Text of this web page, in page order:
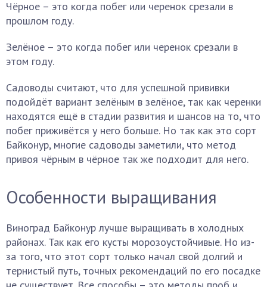
Чёрное – это когда побег или черенок срезали в
прошлом году.
Зелёное – это когда побег или черенок срезали в
этом году.
Садоводы считают, что для успешной прививки
подойдёт вариант зелёным в зелёное, так как черенки
находятся ещё в стадии развития и шансов на то, что
побег приживётся у него больше. Но так как это сорт
Байконур, многие садоводы заметили, что метод
привоя чёрным в чёрное так же подходит для него.
Особенности выращивания
Виноград Байконур лучше выращивать в холодных
районах. Так как его кусты морозоустойчивые. Но из-
за того, что этот сорт только начал свой долгий и
тернистый путь, точных рекомендаций по его посадке